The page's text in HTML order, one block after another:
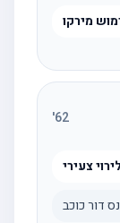
מירקו
62
'
צעירי
דור כוכב